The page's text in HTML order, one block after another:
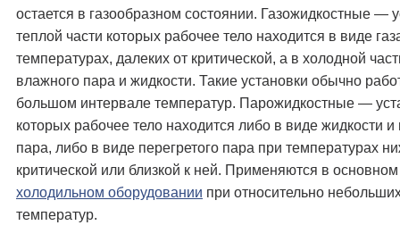
остается в газообразном состоянии. Газожидкостные —
теплой части которых рабочее тело находится в виде
температурах, далеких от критической, а в холодной
влажного пара и жидкости. Такие установки обычно
большом интервале температур. Парожидкостные —
которых рабочее тело находится либо в виде жидкости и
пара, либо в виде перегретого пара при температурах
критической или близкой к ней. Применяются в
холодильном оборудовании при относительно
температур.